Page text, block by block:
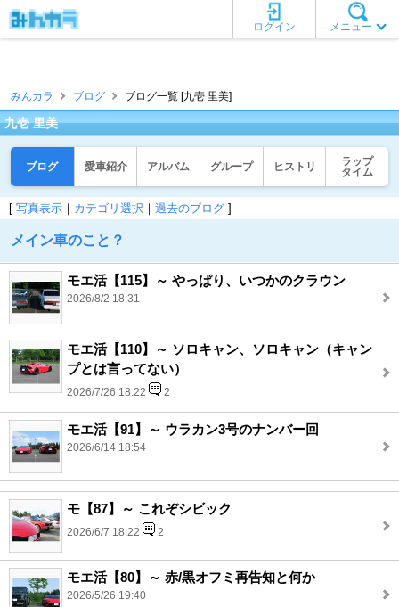
メニュー
ログイン
みんカラ ブログ ブログ一覧 [九壱 里美]
九壱 里美
ブログ 愛車紹介 アルバム グループ ヒストリ
ラップ
タイム
[ 写真表示 ｜ カテゴリ選択 ｜ 過去のブログ ]
メイン車のこと？
モエ活【115】～ やっぱり、いつかのクラウン
2026/8/2 18:31
モエ活【110】～ ソロキャン、ソロキャン（キャン
プとは言ってない）
2026/7/26 18:22 2
モエ活【91】～ ウラカン3号のナンバー回
2026/6/14 18:54
モ【87】～ これぞシビック
2026/6/7 18:22 2
モエ活【80】～ 赤/黒オフミ再告知と何か
2026/5/26 19:40